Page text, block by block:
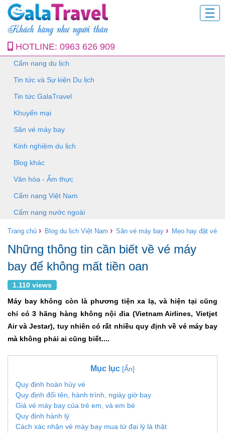
HOTLINE: 0963 626 909
Cẩm nang du lịch
Tin tức và Sự kiện Du lịch
Tin tức GalaTravel
Khuyến mại
Săn vé máy bay
Kinh nghiệm du lịch
Blog khác
Văn hóa - Ẩm thực
Cẩm nang Việt Nam
Cẩm nang nước ngoài
Trang chủ › Blog du lịch Việt Nam › Săn vé máy bay › Mẹo hay đặt vé
Những thông tin cần biết về vé máy
bay để không mất tiền oan
1.110 views
Máy bay không còn là phương tiện xa lạ, và hiện tại cũng
chỉ có 3 hãng hàng không nội đia (Vietnam Airlines, Vietjet
Air và Jestar), tuy nhiên có rất nhiều quy định về vé máy bay
mà không phải ai cũng biết....
Mục lục [Ẩn]
Quy định hoàn hủy vé
Quy định đổi tên, hành trình, ngiày giờ bay
Giá vé máy bay của trẻ em, và em bé
Quy định hành lý
Cách xác nhận vé máy bay mua từ đại lý là thật